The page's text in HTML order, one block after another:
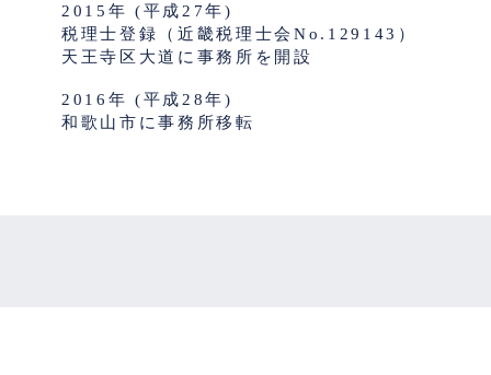
2015年 (平成27年)
税理士登録（近畿税理士会No.129143）
天王寺区大道に事務所を開設
2016年 (平成28年)
和歌山市に事務所移転